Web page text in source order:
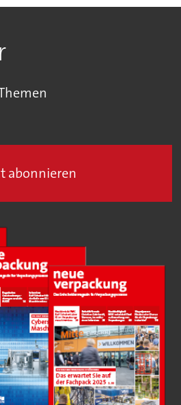
abonnieren